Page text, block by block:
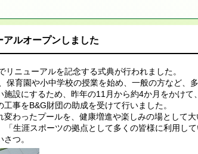
ルオープンしました
ニューアルを記念する式典が行われました。
保育園や小中学校の授業を始め、一般の方など、
設にするため、昨年の11月から約4か月をかけて
事をB&G財団の助成を受けて行いました。
わったプールを、健康増進や楽しみの場として
生涯スポーツの拠点として多くの皆様に利用して
つ。